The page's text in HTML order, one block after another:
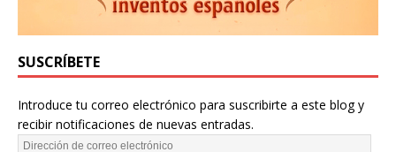
SUSCRÍBETE
Introduce tu correo electrónico para suscribirte a este blog y
recibir notificaciones de nuevas entradas.